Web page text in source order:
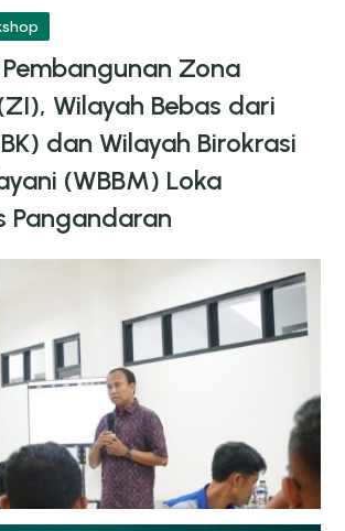
Zona
Wilayah Bebas dari
dan Wilayah Birokrasi
(WBBM) Loka
Pangandaran